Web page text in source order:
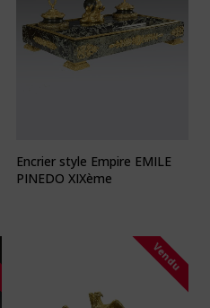
Encrier style Empire EMILE
PINEDO XIXème
Vendu